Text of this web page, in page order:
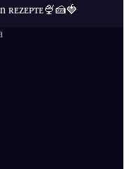
ʀᴇᴢᴇᴘᴛᴇ🍨🍰🍓